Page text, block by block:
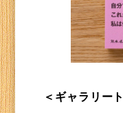
＜ギャラリー